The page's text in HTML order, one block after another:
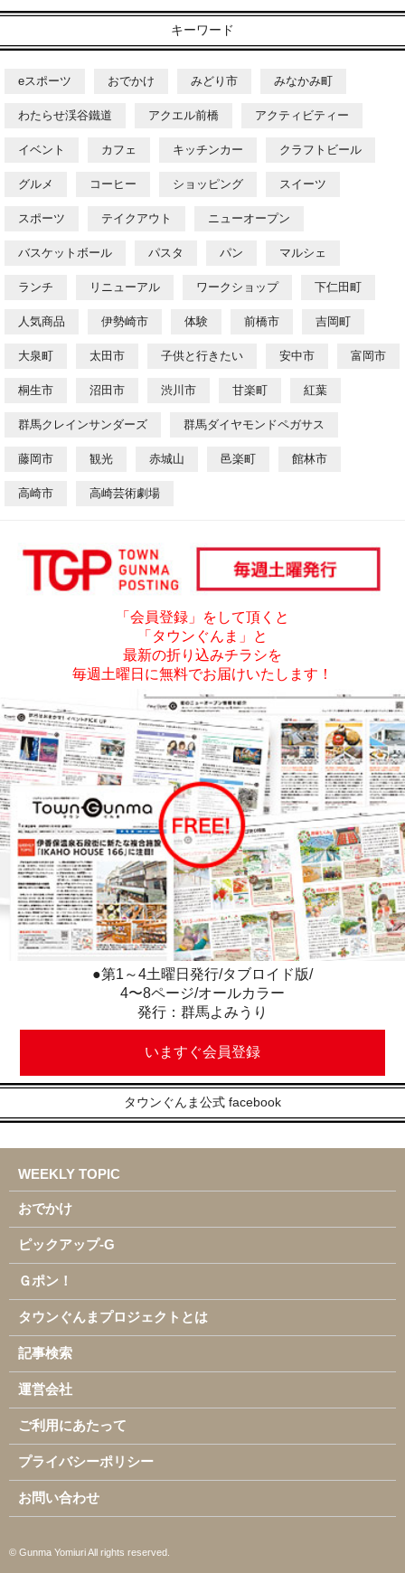
キーワード
eスポーツ おでかけ みどり市 みなかみ町
わたらせ渓谷鐵道 アクエル前橋 アクティビティー
イベント カフェ キッチンカー クラフトビール
グルメ コーヒー ショッピング スイーツ
スポーツ テイクアウト ニューオープン
バスケットボール パスタ パン マルシェ
ランチ リニューアル ワークショップ 下仁田町
人気商品 伊勢崎市 体験 前橋市 吉岡町
大泉町 太田市 子供と行きたい 安中市 富岡市
桐生市 沼田市 渋川市 甘楽町 紅葉
群馬クレインサンダーズ 群馬ダイヤモンドペガサス
藤岡市 観光 赤城山 邑楽町 館林市
高崎市 高崎芸術劇場
「会員登録」をして頂くと
「タウンぐんま」と
最新の折り込みチラシを
毎週土曜日に無料でお届けいたします！
●第1～4土曜日発行/タブロイド版/
4〜8ページ/オールカラー
発行：群馬よみうり
いますぐ会員登録
タウンぐんま公式 facebook
WEEKLY TOPIC
おでかけ
ピックアップ-G
Ｇポン！
タウンぐんまプロジェクトとは
記事検索
運営会社
ご利用にあたって
プライバシーポリシー
お問い合わせ
© Gunma Yomiuri All rights reserved.